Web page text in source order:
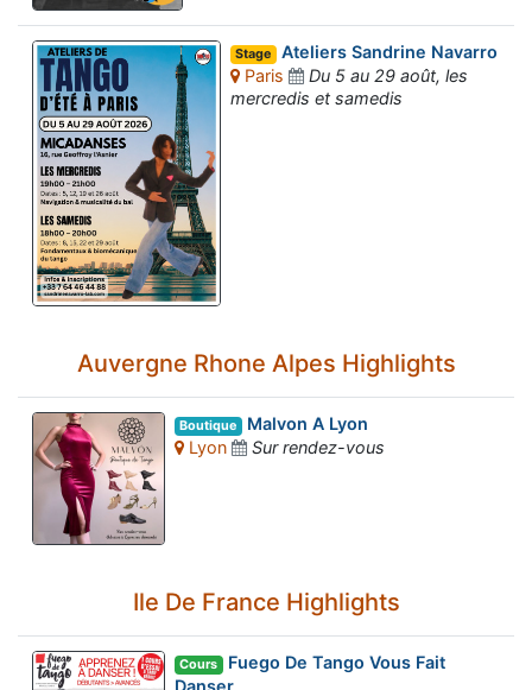
Stage Ateliers Sandrine Navarro
Paris
Du 5 au 29 août, les
mercredis et samedis
Auvergne Rhone Alpes Highlights
Boutique Malvon A Lyon
Lyon
Sur rendez-vous
Ile De France Highlights
Cours Fuego De Tango Vous Fait
Danser